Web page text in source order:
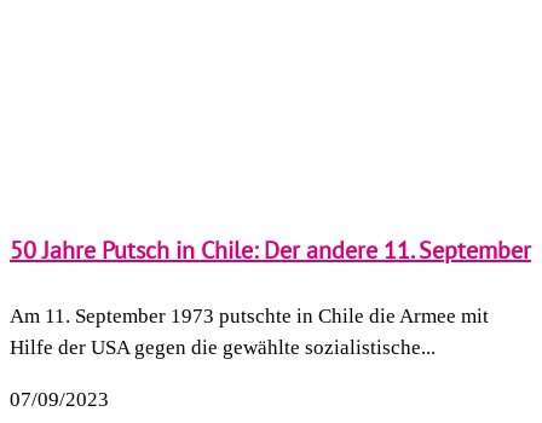
50 Jahre Putsch in Chile: Der andere 11. September
Am 11. September 1973 putschte in Chile die Armee mit
Hilfe der USA gegen die gewählte sozialistische...
07/09/2023